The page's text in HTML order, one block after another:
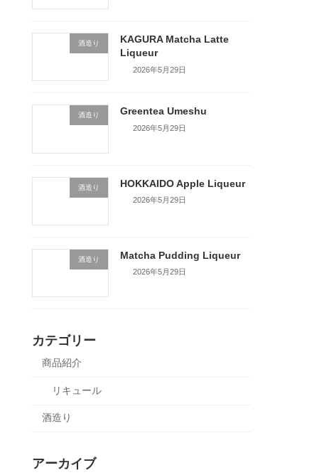
酒造り
KAGURA Matcha Latte
Liqueur
2026年5月29日
酒造り Greentea Umeshu
2026年5月29日
酒造り HOKKAIDO Apple Liqueur
2026年5月29日
酒造り Matcha Pudding Liqueur
2026年5月29日
カテゴリー
商品紹介
リキュール
酒造り
アーカイブ